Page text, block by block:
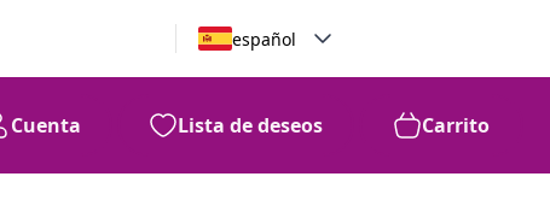
español
Cuenta Lista de deseos Carrito